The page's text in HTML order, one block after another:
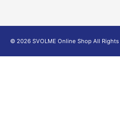
© 2026 SVOLME Online Shop All